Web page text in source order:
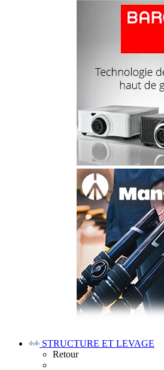
STRUCTURE ET LEVAGE
Retour